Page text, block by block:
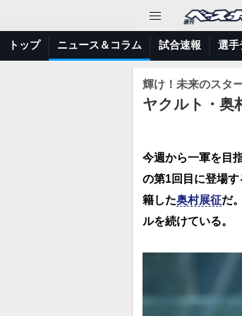
トップ ニュース＆コラム 試合速報 選手
輝け！未来のスタ
ヤクルト・奥
今週から一軍を目
の第1回目に登場
籍した奥村展征だ
ルを続けている。